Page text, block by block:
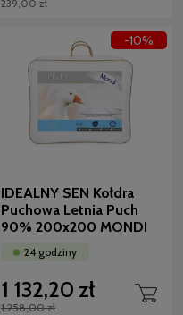
239,00 zł
IDEALNY SEN Kołdra
Puchowa Letnia Puch
90% 200x200 MONDI
24 godziny
1 132,20 zł
1 258,00 zł
-10%